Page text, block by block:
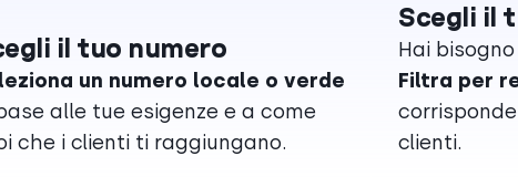
il tuo numero
un numero locale o verde
alle tue esigenze e a come
che i clienti ti raggiungano.
Scegli il
Hai
Filtra per
clienti.